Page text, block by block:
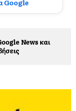
Google
News και